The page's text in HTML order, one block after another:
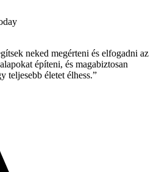
neked megérteni és elfogadni az
építeni, és magabiztosan
teljesebb életet élhess.”